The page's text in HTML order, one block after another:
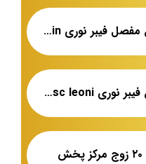
قیمت خرید انواع مفصل فیبر نوری samjin
قیمت خرید انواع فیبر نوری ossc leoni